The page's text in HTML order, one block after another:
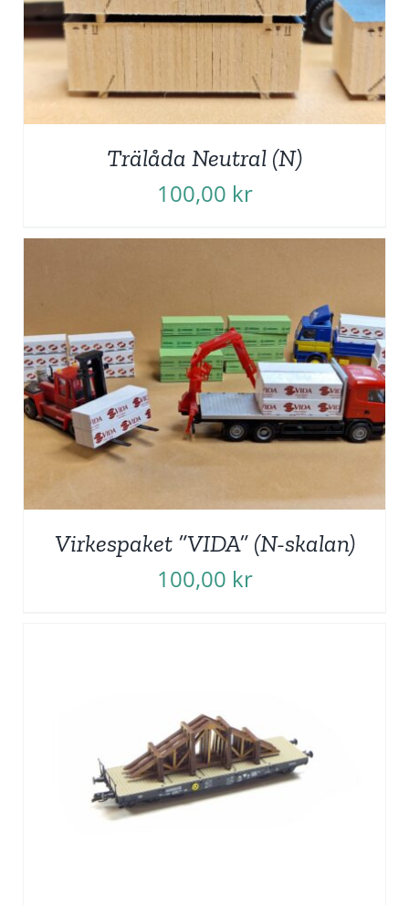
Trälåda Neutral (N)
100,00 kr
Virkespaket ”VIDA” (N-skalan)
100,00 kr